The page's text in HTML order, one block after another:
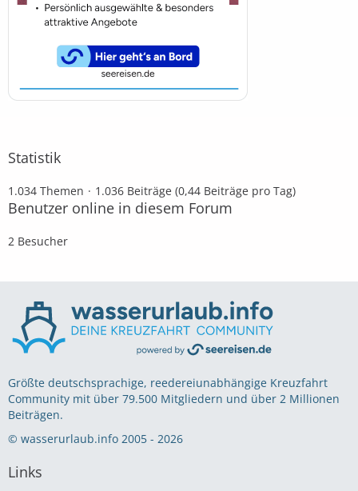
Statistik
1.034 Themen 1.036 Beiträge (0,44 Beiträge pro Tag)
Benutzer online in diesem Forum
2 Besucher
Größte deutschsprachige, reedereiunabhängige Kreuzfahrt
Community mit über 79.500 Mitgliedern und über 2 Millionen
Beiträgen.
© wasserurlaub.info 2005 - 2026
Links